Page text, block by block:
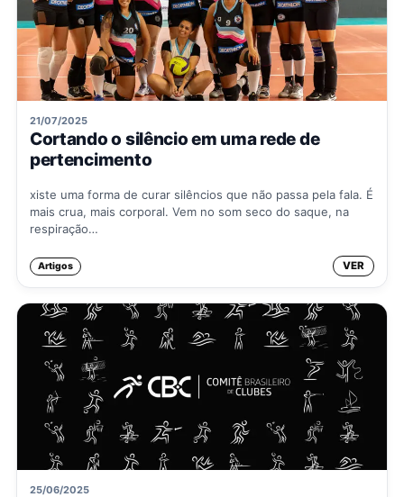
21/07/2025
Cortando o silêncio em uma rede de
pertencimento
xiste uma forma de curar silêncios que não passa pela fala. É
mais crua, mais corporal. Vem no som seco do saque, na
respiração…
Artigos VER
25/06/2025